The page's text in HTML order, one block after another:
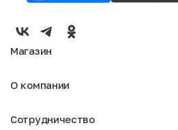
Мужской
Магазин
Мужское
О компании
Отзывы
Сотрудничество